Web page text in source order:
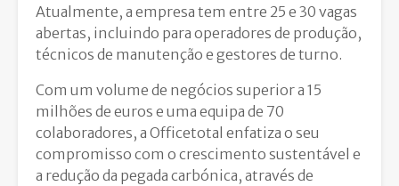
Atualmente, a empresa tem entre 25 e 30 vagas
abertas, incluindo para operadores de produção,
técnicos de manutenção e gestores de turno.
Com um volume de negócios superior a 15
milhões de euros e uma equipa de 70
colaboradores, a Officetotal enfatiza o seu
compromisso com o crescimento sustentável e
a redução da pegada carbónica, através de